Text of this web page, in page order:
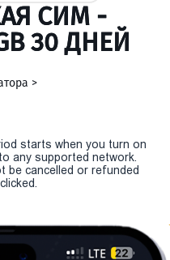
СИМ -
30 ДНЕЙ
>
starts when you turn on
any supported network.
be cancelled or refunded